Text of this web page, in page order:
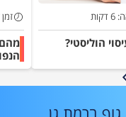
הוליסטי?
זמן
מהם
גוף ברמת גן